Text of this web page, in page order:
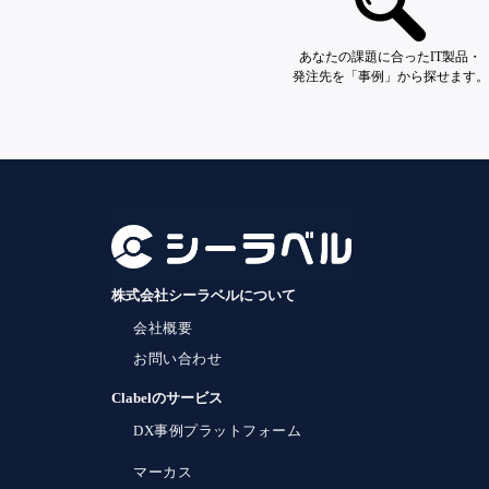
あなたの課題に合ったIT製品・
発注先を「事例」から探せます。
株式会社シーラベルについて
会社概要
お問い合わせ
Clabelのサービス
DX事例プラットフォーム
マーカス